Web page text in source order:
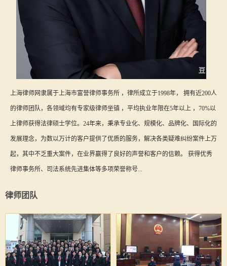
上海律师网隶属于上海市富誉律师事务所 ，律所成立于1998年， 拥有近200人
的律师团队，各领域均有专家级律师坐镇 ，平均执业年限在5年以上 ，70%以
上律师获得法律硕士学位。24年来，秉承专业化、规模化、品牌化、国际化的
发展理念，为数以万计的客户提供了优质的服务，解决各类疑难纠纷案件上万
起，其中不乏重大案件，在业界赢得了良好的声誉和客户的信赖。 获得优秀
律师事务所、司法系统先进集体等多项荣誉称号...
律师团队